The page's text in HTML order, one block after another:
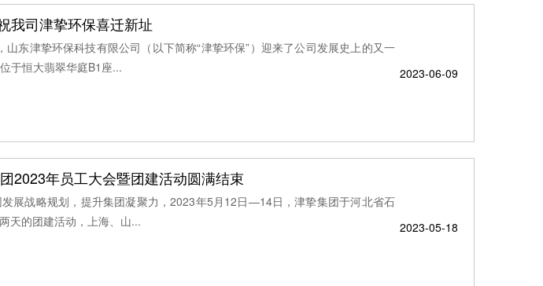
我司津挚环保喜迁新址
东津挚环保科技有限公司（以下简称“津挚环保”）迎来了公司发展史上的又一
于恒大翡翠华庭B1座...
2023-06-09
年员工大会暨团建活动圆满结束
展战略规划，提升集团凝聚力，2023年5月12日—14日，津挚集团于河北省石
天的团建活动，上海、山...
2023-05-18